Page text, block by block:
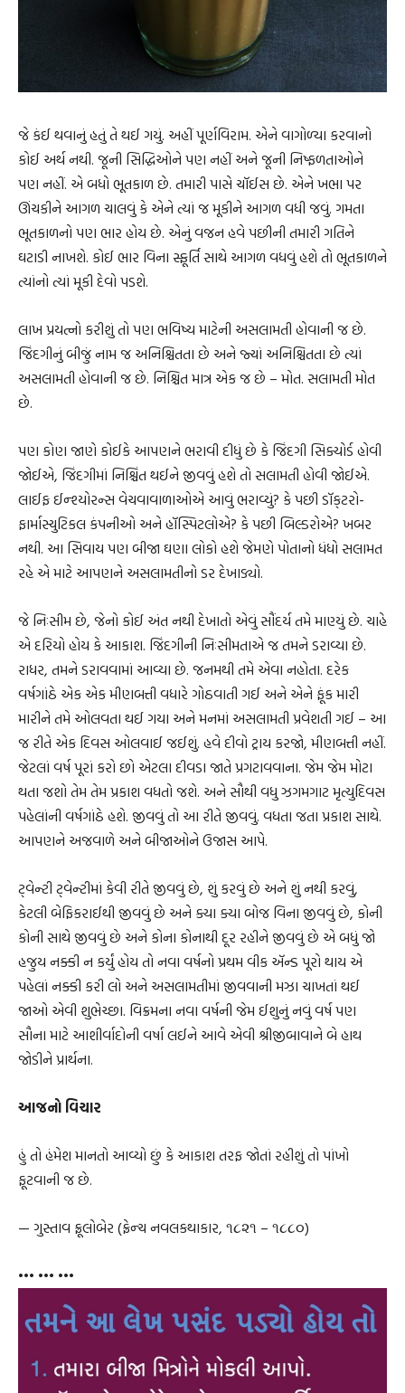
જે કંઈ થવાનું હતું તે થઈ ગયું. અહીં પૂર્ણવિરામ. એને વાગોળ્યા કરવાનો
કોઈ અર્થ નથી. જૂની સિદ્ધિઓને પણ નહીં અને જૂની નિષ્ફળતાઓને
પણ નહીં. એ બધો ભૂતકાળ છે. તમારી પાસે ચૉઈસ છે. એને ખભા પર
ઊંચકીને આગળ ચાલવું કે એને ત્યાં જ મૂકીને આગળ વધી જવું. ગમતા
ભૂતકાળનો પણ ભાર હોય છે. એનું વજન હવે પછીની તમારી ગતિને
ઘટાડી નાખશે. કોઈ ભાર વિના સ્ફૂર્તિ સાથે આગળ વધવું હશે તો ભૂતકાળને
ત્યાંનો ત્યાં મૂકી દેવો પડશે.
લાખ પ્રયત્નો કરીશું તો પણ ભવિષ્ય માટેની અસલામતી હોવાની જ છે.
જિંદગીનું બીજું નામ જ અનિશ્ચિતતા છે અને જ્યાં અનિશ્ચિતતા છે ત્યાં
અસલામતી હોવાની જ છે. નિશ્ચિત માત્ર એક જ છે – મોત. સલામતી મોત
છે.
પણ કોણ જાણે કોઈકે આપણને ભરાવી દીધું છે કે જિંદગી સિક્યોર્ડ હોવી
જોઈએ, જિંદગીમાં નિશ્ચિંત થઈને જીવવું હશે તો સલામતી હોવી જોઈએ.
લાઈફ ઈન્શ્યોરન્સ વેચવાવાળાઓએ આવું ભરાવ્યું? કે પછી ડૉક્‌ટરો-
ફાર્માસ્યુટિકલ કંપનીઓ અને હૉસ્પિટલોએ? કે પછી બિલ્ડરોએ? ખબર
નથી. આ સિવાય પણ બીજા ઘણા લોકો હશે જેમણે પોતાનો ધંધો સલામત
રહે એ માટે આપણને અસલામતીનો ડર દેખાડ્યો.
જે નિઃસીમ છે, જેનો કોઈ અંત નથી દેખાતો એવું સૌંદર્ય તમે માણ્યું છે. ચાહે
એ દરિયો હોય કે આકાશ. જિંદગીની નિઃસીમતાએ જ તમને ડરાવ્યા છે.
રાધર, તમને ડરાવવામાં આવ્યા છે. જનમથી તમે એવા નહોતા. દરેક
વર્ષગાંઠે એક એક મીણબત્તી વધારે ગોઠવાતી ગઈ અને એને ફૂંક મારી
મારીને તમે ઓલવતા થઈ ગયા અને મનમાં અસલામતી પ્રવેશતી ગઈ – આ
જ રીતે એક દિવસ ઓલવાઈ જઈશું. હવે દીવો ટ્રાય કરજો, મીણબત્તી નહીં.
જેટલાં વર્ષ પૂરાં કરો છો એટલા દીવડા જાતે પ્રગટાવવાના. જેમ જેમ મોટા
થતા જશો તેમ તેમ પ્રકાશ વધતો જશે. અને સૌથી વધુ ઝગમગાટ મૃત્યુદિવસ
પહેલાંની વર્ષગાંઠે હશે. જીવવું તો આ રીતે જીવવું. વધતા જતા પ્રકાશ સાથે.
આપણને અજવાળે અને બીજાઓને ઉજાસ આપે.
ટ્‌વેન્ટી ટ્‌વેન્ટીમાં કેવી રીતે જીવવું છે, શું કરવું છે અને શું નથી કરવું,
કેટલી બેફિકરાઈથી જીવવું છે અને ક્યા ક્યા બોજ વિના જીવવું છે, કોની
કોની સાથે જીવવું છે અને કોના કોનાથી દૂર રહીને જીવવું છે એ બધું જો
હજુય નક્કી ન કર્યું હોય તો નવા વર્ષનો પ્રથમ વીક ઍન્ડ પૂરો થાય એ
પહેલાં નક્કી કરી લો અને અસલામતીમાં જીવવાની મઝા ચાખતાં થઈ
જાઓ એવી શુભેચ્છા. વિક્રમના નવા વર્ષની જેમ ઈશુનું નવું વર્ષ પણ
સૌના માટે આશીર્વાદોની વર્ષા લઈને આવે એવી શ્રીજીબાવાને બે હાથ
જોડીને પ્રાર્થના.
આજનો વિચાર
હું તો હંમેશ માનતો આવ્યો છું કે આકાશ તરફ જોતાં રહીશું તો પાંખો
ફૂટવાની જ છે.
— ગુસ્તાવ ફ્રૂલોબેર (ફ્રેન્ચ નવલકથાકાર, ૧૮૨૧ – ૧૮૮૦)
••• ••• •••